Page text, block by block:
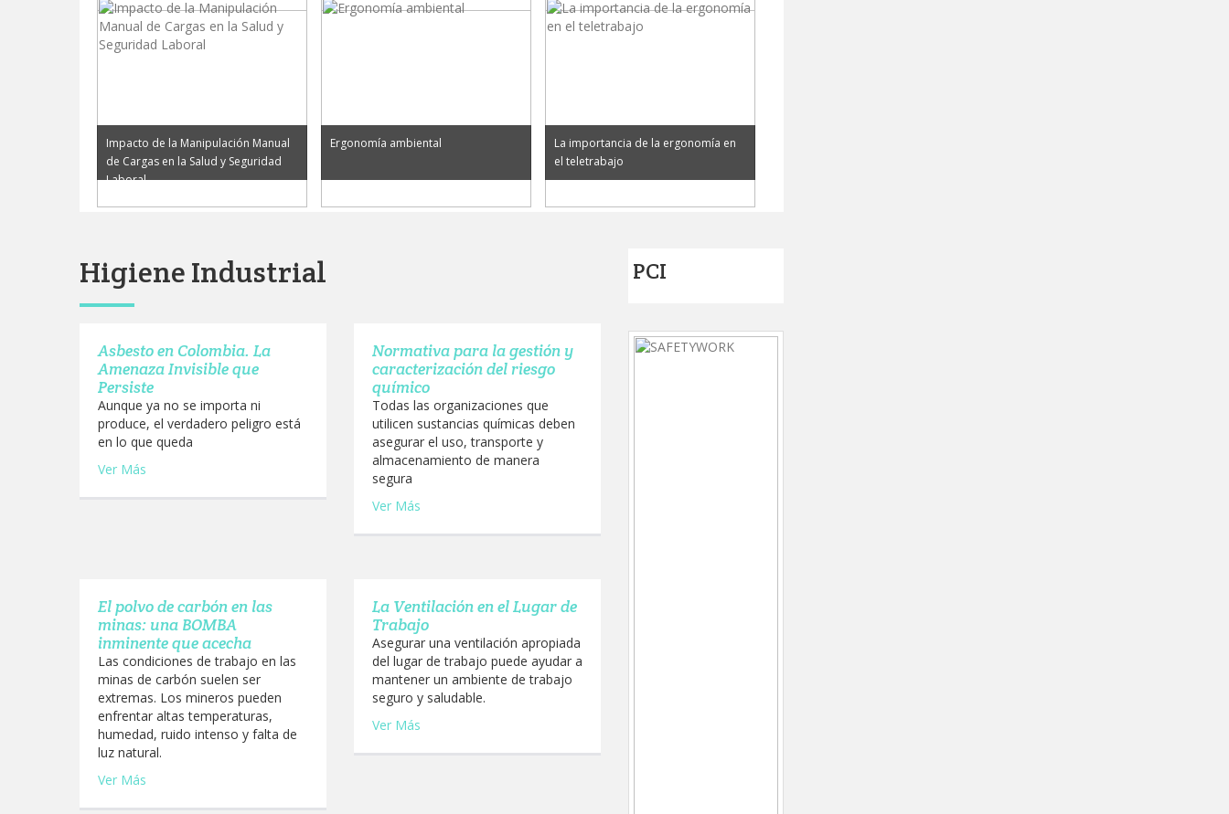
Impacto de la Manipulación Manual
de Cargas en la Salud y Seguridad
Laboral
Ergonomía ambiental
La importancia de la ergonomía en
el teletrabajo
Higiene Industrial
Asbesto en Colombia. La
Amenaza Invisible que
Persiste
Aunque ya no se importa ni
produce, el verdadero peligro está
en lo que queda
Ver Más
Normativa para la gestión y
caracterización del riesgo
químico
Todas las organizaciones que
utilicen sustancias químicas deben
asegurar el uso, transporte y
almacenamiento de manera
segura
Ver Más
El polvo de carbón en las
minas: una BOMBA
inminente que acecha
Las condiciones de trabajo en las
minas de carbón suelen ser
extremas. Los mineros pueden
enfrentar altas temperaturas,
humedad, ruido intenso y falta de
luz natural.
Ver Más
La Ventilación en el Lugar de
Trabajo
Asegurar una ventilación apropiada
del lugar de trabajo puede ayudar a
mantener un ambiente de trabajo
seguro y saludable.
Ver Más
PCI